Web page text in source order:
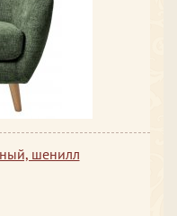
шенилл